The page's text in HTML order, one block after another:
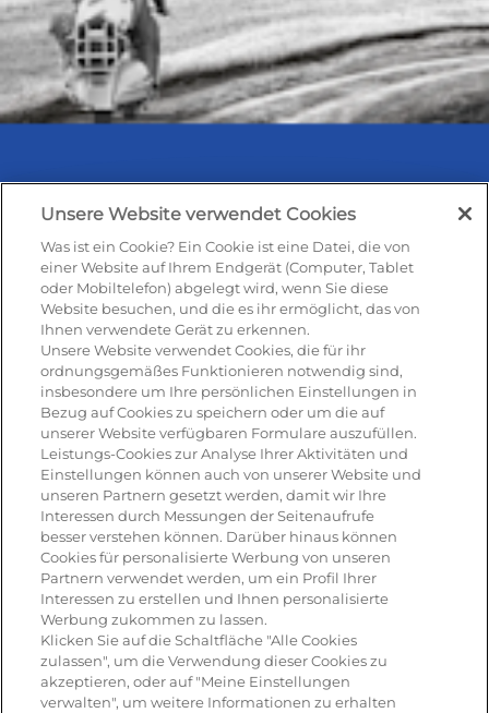
Rezepte & Produkte
Rezepte
Antipasti
Pizza
Pasta & aufläufe
Salat
Risotto
Dessert
Tiramisu
Vegetarisch
Unsere Website verwendet Cookies
Was ist ein Cookie? Ein Cookie ist eine Datei, die von
einer Website auf Ihrem Endgerät (Computer, Tablet
oder Mobiltelefon) abgelegt wird, wenn Sie diese
Website besuchen, und die es ihr ermöglicht, das von
Ihnen verwendete Gerät zu erkennen.
Unsere Website verwendet Cookies, die für ihr
ordnungsgemäßes Funktionieren notwendig sind,
insbesondere um Ihre persönlichen Einstellungen in
Bezug auf Cookies zu speichern oder um die auf
unserer Website verfügbaren Formulare auszufüllen.
Leistungs-Cookies zur Analyse Ihrer Aktivitäten und
Einstellungen können auch von unserer Website und
unseren Partnern gesetzt werden, damit wir Ihre
Interessen durch Messungen der Seitenaufrufe
besser verstehen können. Darüber hinaus können
Cookies für personalisierte Werbung von unseren
Partnern verwendet werden, um ein Profil Ihrer
Interessen zu erstellen und Ihnen personalisierte
Werbung zukommen zu lassen.
Klicken Sie auf die Schaltfläche "Alle Cookies
zulassen", um die Verwendung dieser Cookies zu
akzeptieren, oder auf "Meine Einstellungen
verwalten", um weitere Informationen zu erhalten